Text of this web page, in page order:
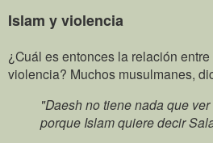
Islam y violencia
¿Cuál es entonces la relación
violencia? Muchos musulmanes,
"Daesh no tiene nada que
porque Islam quiere decir